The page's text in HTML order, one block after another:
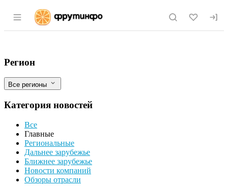
Раздел навигации по сайту fruitinfo.ru
Экспорт рыбы из России вырос на 15%
Фильтры
Регион
Все регионы
Категория новостей
Все
Главные
Региональные
Дальнее зарубежье
Ближнее зарубежье
Новости компаний
Обзоры отрасли